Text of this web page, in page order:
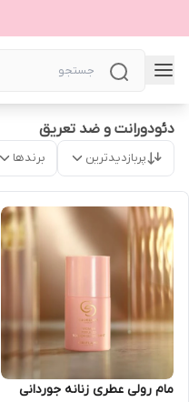
دئودورانت و ضد تعریق
پربازدیدترین برندها
مام رولی عطری زنانه جوردانی